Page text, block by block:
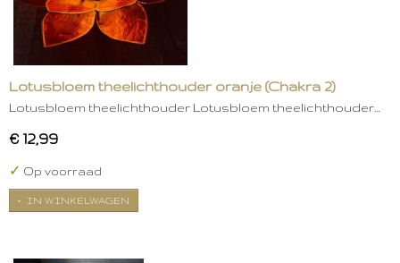
Lotusbloem theelichthouder oranje (Chakra 2)
Lotusbloem theelichthouder Lotusbloem theelichthouder…
€ 12,99
✓ Op voorraad
IN WINKELWAGEN